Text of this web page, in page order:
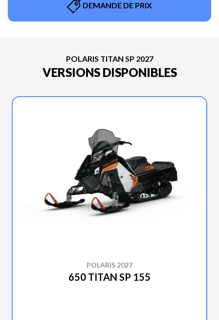
DEMANDE DE PRIX
POLARIS TITAN SP 2027
VERSIONS DISPONIBLES
POLARIS 2027
650 TITAN SP 155